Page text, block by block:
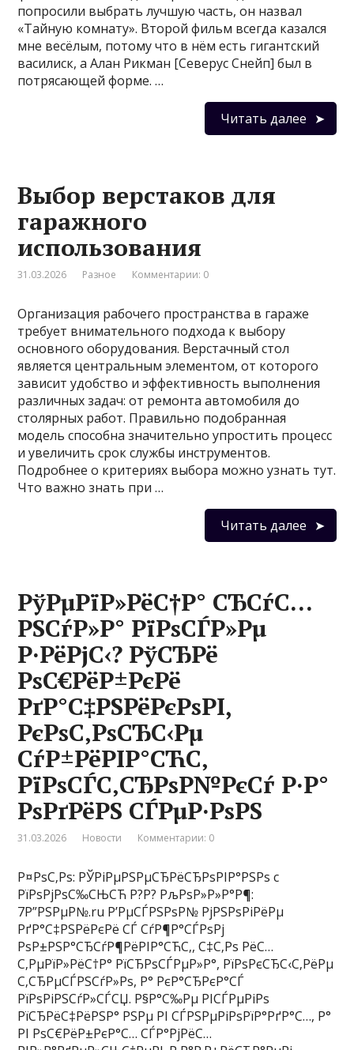
попросили выбрать лучшую часть, он назвал
«Тайную комнату». Второй фильм всегда казался
мне весёлым, потому что в нём есть гигантский
василиск, а Алан Рикман [Северус Снейп] был в
потрясающей форме. …
Читать далее
Выбор верстаков для
гаражного
использования
31.03.2026 Разное Комментарии: 0
Организация рабочего пространства в гараже
требует внимательного подхода к выбору
основного оборудования. Верстачный стол
является центральным элементом, от которого
зависит удобство и эффективность выполнения
различных задач: от ремонта автомобиля до
столярных работ. Правильно подобранная
модель способна значительно упростить процесс
и увеличить срок службы инструментов.
Подробнее о критериях выбора можно узнать тут.
Что важно знать при …
Читать далее
РўРµРїР»РёС†Р° СЂСѓС…
РЅСѓР»Р° РїРѕСЃР»Рµ
Р·РёРјС‹? РўСЂРё
РѕС€РёР±РєРё
РґР°С‡РЅРёРєРѕРІ,
РєРѕС‚РѕСЂС‹Рµ
СѓР±РёРІР°СЋС‚
РїРѕСЃС‚СЂРѕР№РєСѓ Р·Р°
РѕРґРёРЅ СЃРµР·РѕРЅ
31.03.2026 Новости Комментарии: 0
Р¤РѕС‚Рѕ: РЎРіРµРЅРµСЂРёСЂРѕРІР°РЅРѕ c
РїРѕРјРѕС‰СЊСЋ Р?Р? РљРѕР»Р»Р°Р¶:
7Р”РЅРµР№.ru Р’РµСЃРЅРѕР№ РјРЅРѕРіРёРµ
РґР°С‡РЅРёРєРё СЃ СѓР¶Р°СЃРѕРј
РѕР±РЅР°СЂСѓР¶РёРІР°СЋС‚, С‡С‚Рѕ РёС…
С‚РµРїР»РёС†Р° РїСЂРѕСЃРµР»Р°, РїРѕРєСЂС‹С‚РёРµ
С‚СЂРµСЃРЅСѓР»Рѕ, Р° РєР°СЂРєР°СЃ
РїРѕРіРЅСѓР»СЃСЏ. Р§Р°С‰Рµ РІСЃРµРіРѕ
РїСЂРёС‡РёРЅР° РЅРµ РІ СЃРЅРµРіРѕРїР°РґР°С…, Р°
РІ РѕС€РёР±РєР°С… СЃР°РјРёС…